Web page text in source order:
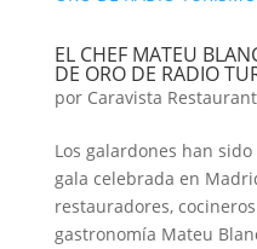
EL CHEF MATEU
DE ORO DE RADIO
por Caravista Restaurant
Los galardones han
gala celebrada en
restauradores,
gastronomía Mateu